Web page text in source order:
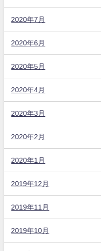
2020年7月
2020年6月
2020年5月
2020年4月
2020年3月
2020年2月
2020年1月
2019年12月
2019年11月
2019年10月